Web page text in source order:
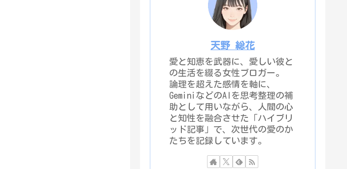
天野 総花
愛と知恵を武器に、愛しい彼と
の生活を綴る女性ブロガー。
論理を超えた感情を軸に、
GeminiなどのAIを思考整理の補
助として用いながら、人間の心
と知性を融合させた「ハイブリ
ッド記事」で、次世代の愛のか
たちを記録しています。